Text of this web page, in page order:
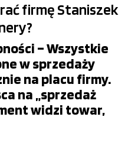
firmę Staniszek
– Wszystkie
w sprzedaży
na placu firmy.
na „sprzedaż
widzi towar,